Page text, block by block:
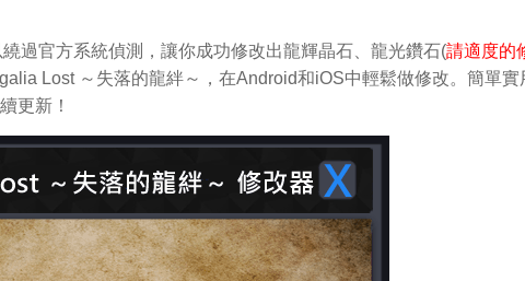
過官方系統偵測，讓你成功修改出龍輝晶石、龍光鑽石(請適度的
Lost ～失落的龍絆～，在Android和iOS中輕鬆做修改。簡單實
更新！